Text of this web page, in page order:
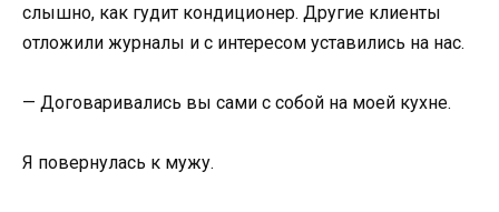
слышно, как гудит кондиционер. Другие клиенты
отложили журналы и с интересом уставились на нас.
— Договаривались вы сами с собой на моей кухне.
Я повернулась к мужу.